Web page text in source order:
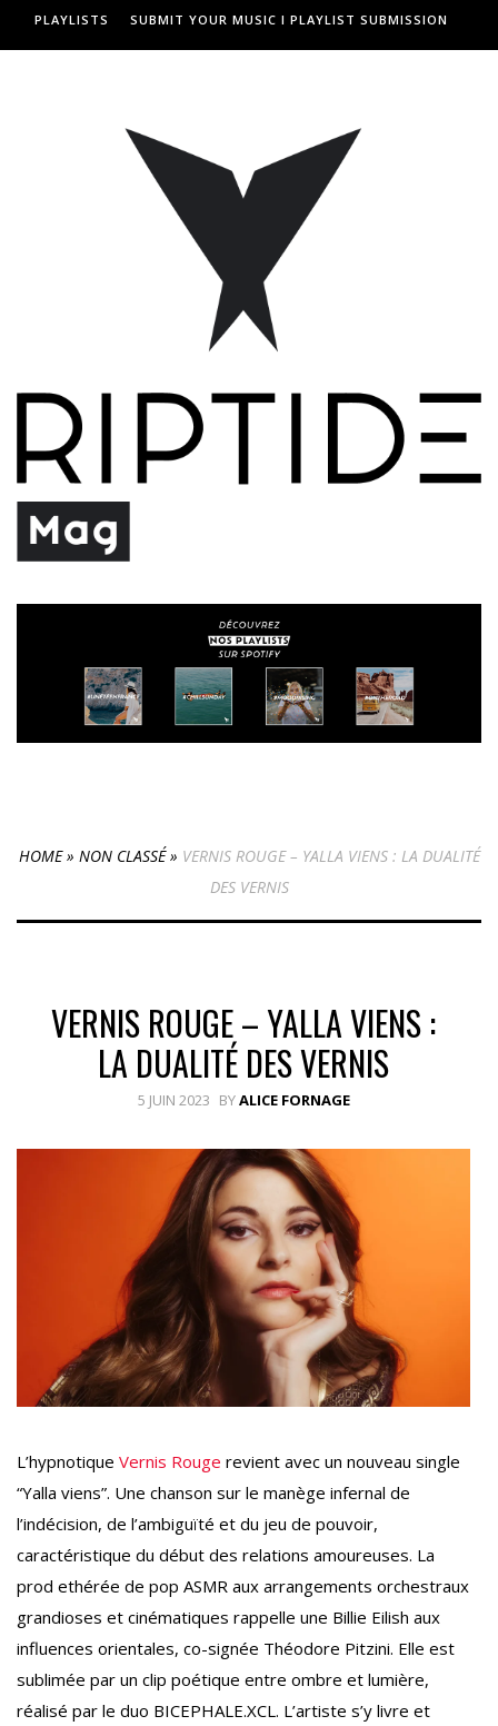
PLAYLISTS SUBMIT YOUR MUSIC I PLAYLIST SUBMISSION
HOME» NON CLASSÉ» VERNIS ROUGE – YALLA VIENS : LA DUALITÉ
DES VERNIS
VERNIS ROUGE – YALLA VIENS :
LA DUALITÉ DES VERNIS
5 JUIN 2023 BYALICE FORNAGE
L’hypnotique Vernis Rouge revient avec un nouveau single
“Yalla viens”. Une chanson sur le manège infernal de
l’indécision, de l’ambiguïté et du jeu de pouvoir,
caractéristique du début des relations amoureuses. La
prod ethérée de pop ASMR aux arrangements orchestraux
grandioses et cinématiques rappelle une Billie Eilish aux
influences orientales, co-signée Théodore Pitzini. Elle est
sublimée par un clip poétique entre ombre et lumière,
réalisé par le duo BICEPHALE.XCL. L’artiste s’y livre et